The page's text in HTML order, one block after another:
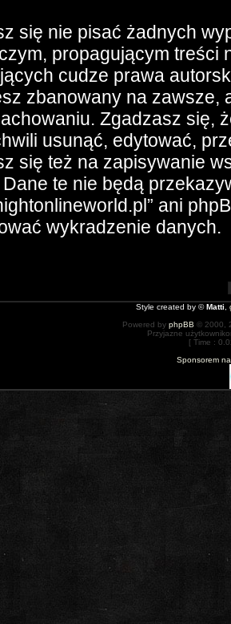
się nie pisać żadnych
propagującym treści
cudze prawa
zbanowany na zawsze,
Zgadzasz się,
usunąć, edytować,
się też na zapisywanie
te nie będą
ani
wykradzenie danych.
Style created by ©Matti
Powered by phpBB © 2000,
Przyjazne
[ Time :
Sponsorem